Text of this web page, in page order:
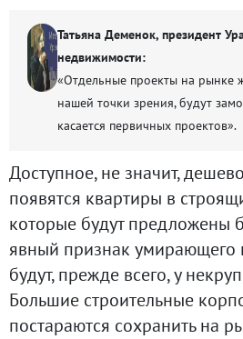
Татьяна Деменок, президент
недвижимости:
«Отдельные проекты на рынке
нашей точки зрения, будут
касается первичных проектов».
Доступное, не значит,
появятся квартиры в
которые будут предложены
явный признак умирающего
будут, прежде всего, у
Большие строительные
постараются сохранить на